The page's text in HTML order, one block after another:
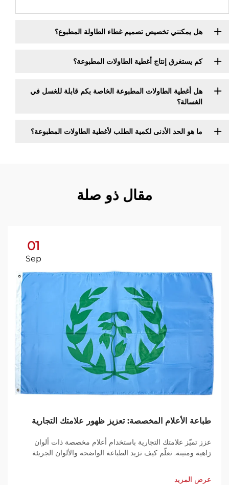
هل يمكنني تخصيص تصميم غطاء الطاولة المطبوع؟
كم يستغرق إنتاج أغطية الطاولات المطبوعة؟
هل أغطية الطاولات المطبوعة الخاصة بكم قابلة للغسل في
الغسالة؟
ما هو الحد الأدنى لكمية الطلب لأغطية الطاولات المطبوعة؟
مقال ذو صلة
01
Sep
طباعة الأعلام المخصصة: تعزيز ظهور علامتك التجارية
عزز تميّز علامتك التجارية باستخدام أعلام مخصصة ذات ألوان
زاهية ومتينة. تعلّم كيف تزيد الطباعة الواضحة والألوان الجريئة
ومعارض التجارة. احصل على نسختك اليوم.
عرض المزيد